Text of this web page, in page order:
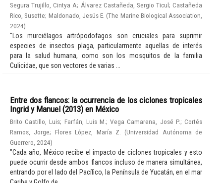
Segura Trujillo, Cintya A; Álvarez Castañeda, Sergio Ticul; Castañeda
Rico, Susette; Maldonado, Jesús E. (The Marine Biological Association
2024)
"Los murciélagos artrópodofagos son cruciales para suprimir
especies de insectos plaga, particularmente aquellas de interés
para la salud humana, como son los mosquitos de la familia
Culicidae, que son vectores de varias ...
Entre dos flancos: la ocurrencia de los ciclones tropicales
Ingrid y Manuel (2013) en México
Brito Castillo, Luis; Farfán, Luis M.;Vega Camarena, José P.;Cortés
Ramos, Jorge; Flores López, María Z. (Universidad Autónoma de
Guerrero 2024)
"Cada año, México recibe el impacto de ciclones tropicales y esto
puede ocurrir desde ambos flancos incluso de manera simultánea,
entrando por el lado del Pacífico, la Península de Yucatán, en el mar